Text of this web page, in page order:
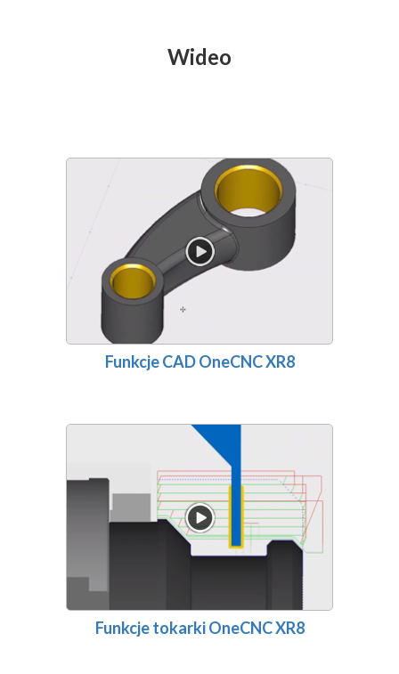
Wideo
Funkcje CAD OneCNC XR8
Funkcje tokarki OneCNC XR8